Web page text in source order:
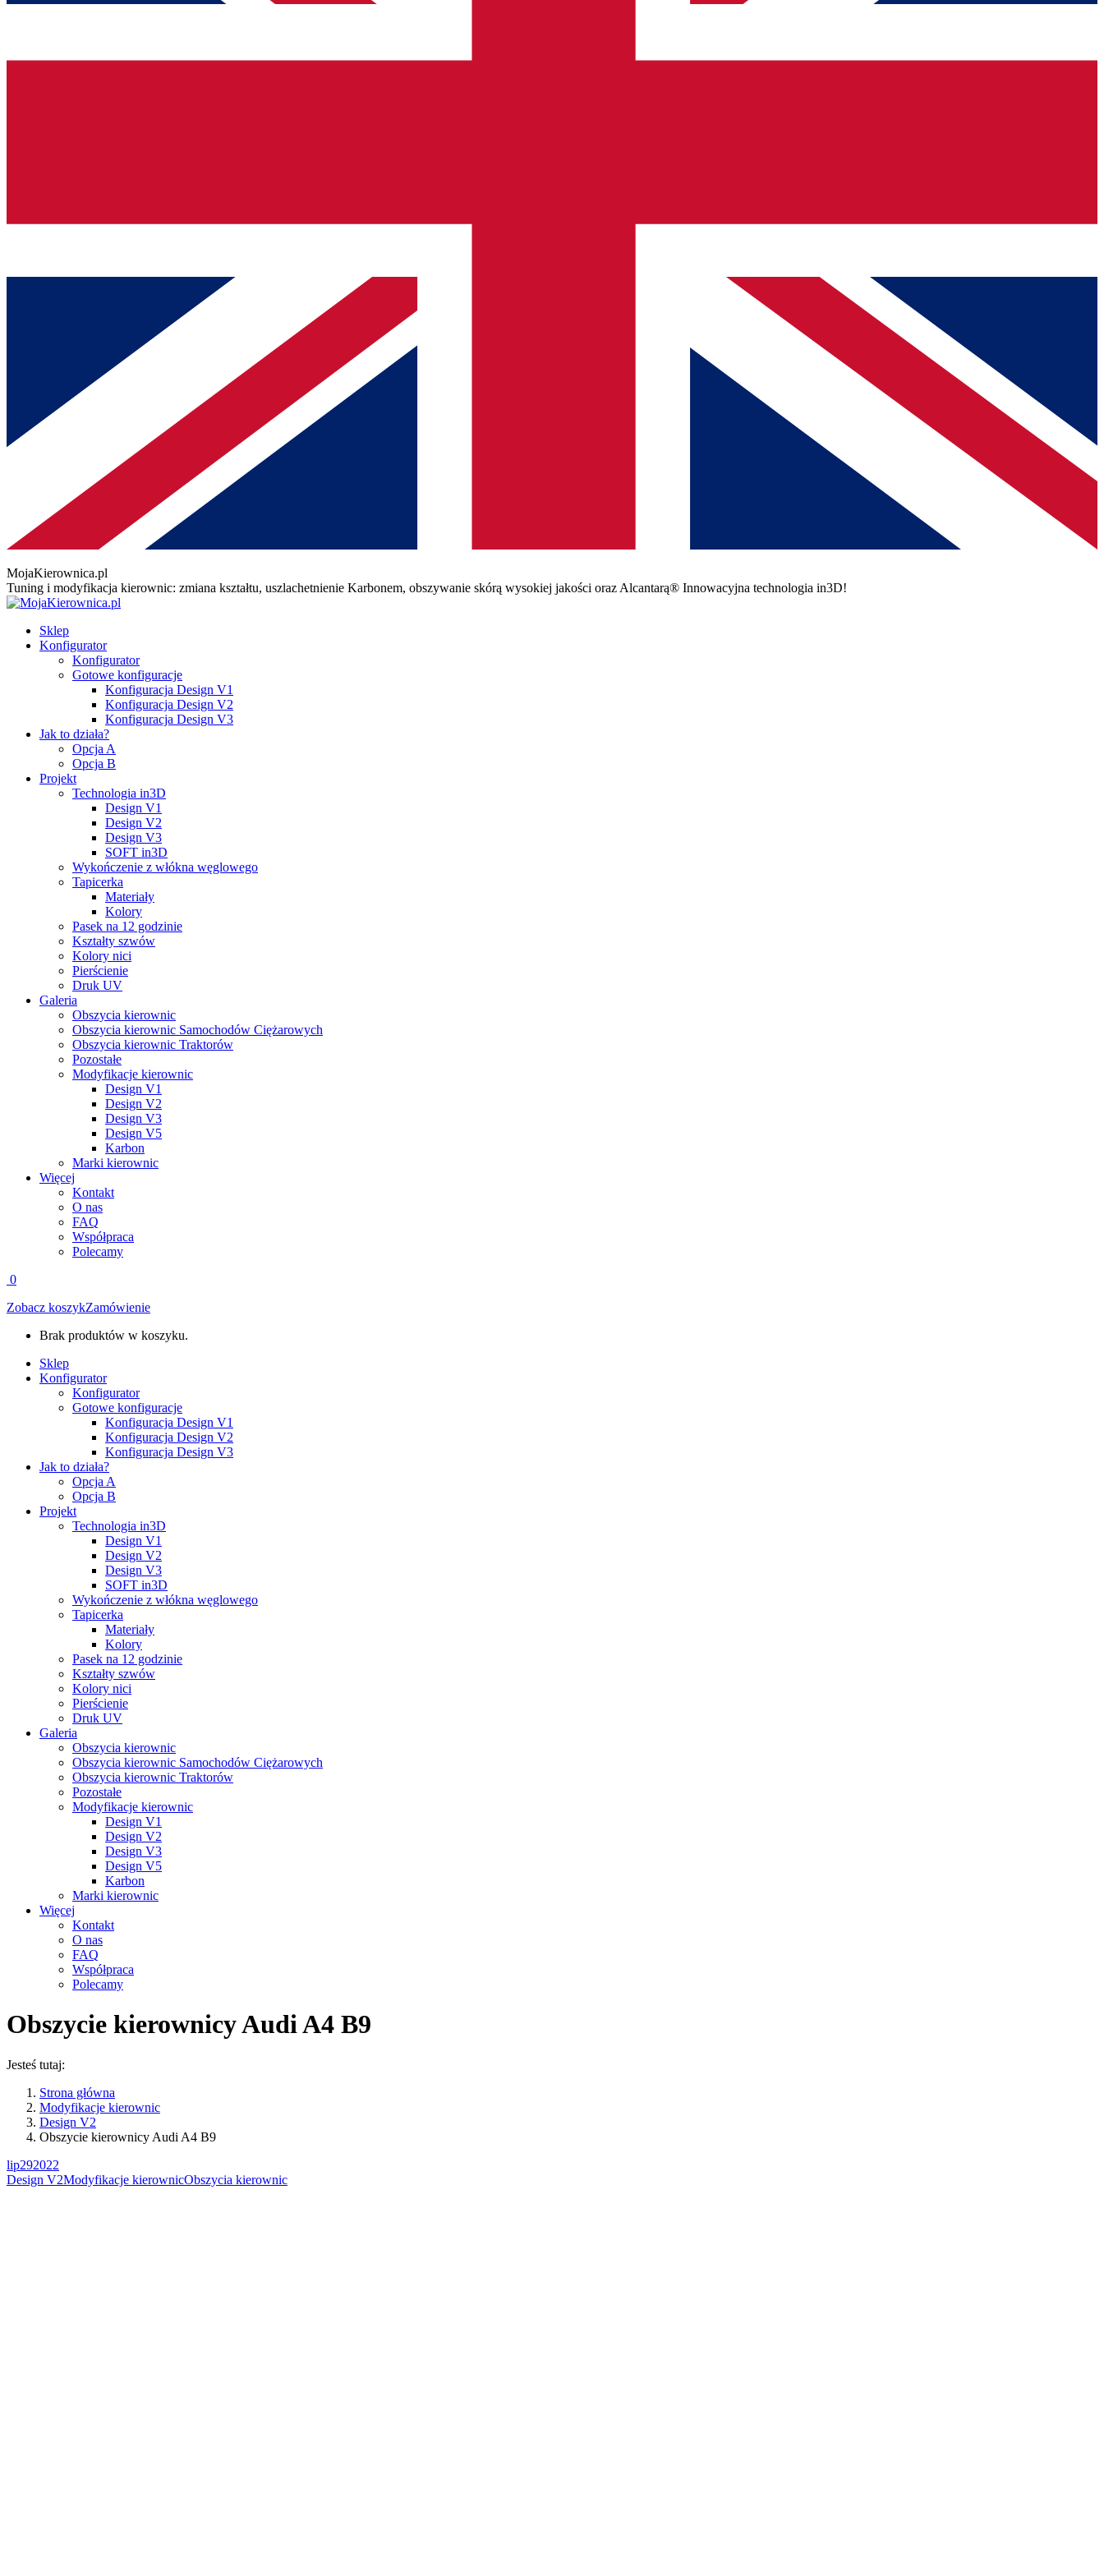
MojaKierownica.pl
Tuning i modyfikacja kierownic: zmiana kształtu, uszlachetnienie Karbonem, obszywanie skórą wysokiej jakości oraz Alcantarą® Innowacyjna technologia in3D!
Sklep
Konfigurator
Konfigurator
Gotowe konfiguracje
Konfiguracja Design V1
Konfiguracja Design V2
Konfiguracja Design V3
Jak to działa?
Opcja A
Opcja B
Projekt
Technologia in3D
Design V1
Design V2
Design V3
SOFT in3D
Wykończenie z włókna węglowego
Tapicerka
Materiały
Kolory
Pasek na 12 godzinie
Kształty szwów
Kolory nici
Pierścienie
Druk UV
Galeria
Obszycia kierownic
Obszycia kierownic Samochodów Ciężarowych
Obszycia kierownic Traktorów
Pozostałe
Modyfikacje kierownic
Design V1
Design V2
Design V3
Design V5
Karbon
Marki kierownic
Więcej
Kontakt
O nas
FAQ
Współpraca
Polecamy
0
Zobacz koszykZamówienie
Brak produktów w koszyku.
Sklep
Konfigurator
Konfigurator
Gotowe konfiguracje
Konfiguracja Design V1
Konfiguracja Design V2
Konfiguracja Design V3
Jak to działa?
Opcja A
Opcja B
Projekt
Technologia in3D
Design V1
Design V2
Design V3
SOFT in3D
Wykończenie z włókna węglowego
Tapicerka
Materiały
Kolory
Pasek na 12 godzinie
Kształty szwów
Kolory nici
Pierścienie
Druk UV
Galeria
Obszycia kierownic
Obszycia kierownic Samochodów Ciężarowych
Obszycia kierownic Traktorów
Pozostałe
Modyfikacje kierownic
Design V1
Design V2
Design V3
Design V5
Karbon
Marki kierownic
Więcej
Kontakt
O nas
FAQ
Współpraca
Polecamy
Obszycie kierownicy Audi A4 B9
Jesteś tutaj:
Strona główna
Modyfikacje kierownic
Design V2
Obszycie kierownicy Audi A4 B9
lip292022
Design V2Modyfikacje kierownicObszycia kierownic